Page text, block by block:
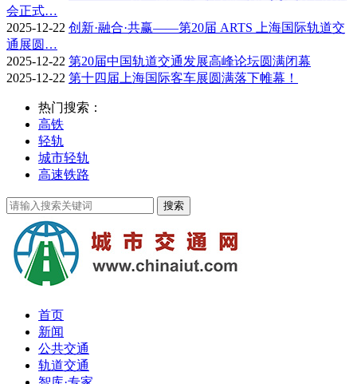
会正式…
2025-12-22 创新·融合·共赢——第20届 ARTS 上海国际轨道交
通展圆…
2025-12-22 第20届中国轨道交通发展高峰论坛圆满闭幕
2025-12-22 第十四届上海国际客车展圆满落下帷幕！
热门搜索：
高铁
轻轨
城市轻轨
高速铁路
首页
新闻
公共交通
轨道交通